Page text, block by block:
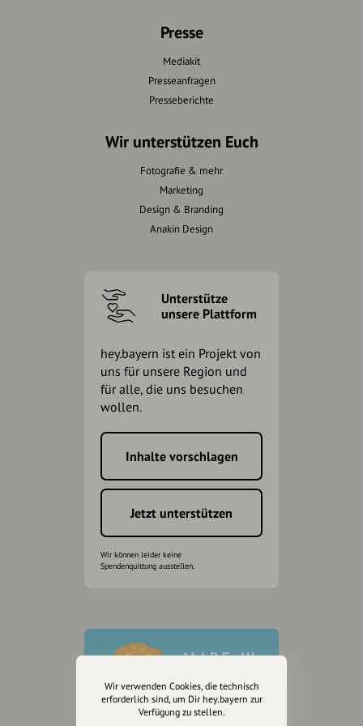
Presse
Mediakit
Presseanfragen
Presseberichte
Wir unterstützen Euch
Fotografie & mehr
Marketing
Design & Branding
Anakin Design
Unterstütze
unsere Plattform
hey.bayern ist ein Projekt von
uns für unsere Region und
für alle, die uns besuchen
wollen.
Inhalte vorschlagen
Jetzt unterstützen
Wir können leider keine
Spendenquittung ausstellen.
Wir verwenden Cookies, die technisch
erforderlich sind, um Dir hey.bayern zur
Verfügung zu stellen.